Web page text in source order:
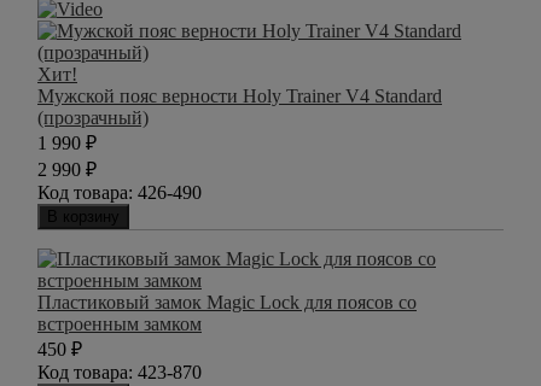
Хит!
Мужской пояс верности Holy Trainer V4 Standard
(прозрачный)
1 990 ₽
2 990 ₽
Код товара: 426-490
В корзину
Пластиковый замок Magic Lock для поясов со
встроенным замком
450 ₽
Код товара: 423-870